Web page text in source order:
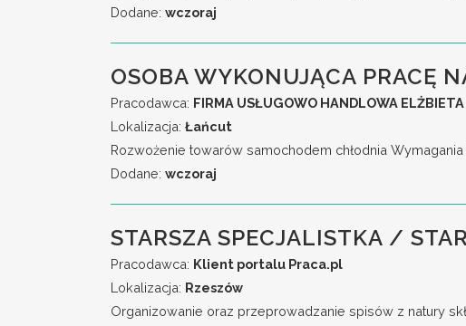
Dodane: wczoraj
OSOBA WYKONUJĄCA PRACĘ
Pracodawca: FIRMA USŁUGOWO HANDLOWA ELŻBIETA
Lokalizacja: Łańcut
Rozwożenie towarów samochodem chłodnia
Dodane: wczoraj
STARSZA SPECJALISTKA /
Pracodawca: Klient portalu Praca.pl
Lokalizacja: Rzeszów
Organizowanie oraz przeprowadzanie spisów z natury